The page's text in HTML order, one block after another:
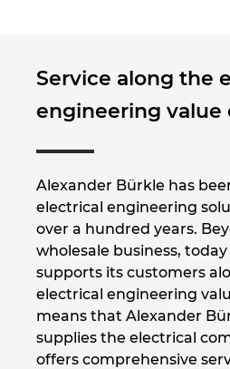
Service along the
engineering value
Alexander Bürkle has
electrical engineering
over a hundred years.
wholesale business,
supports its customers
electrical engineering
means that Alexander
supplies the electrical
offers comprehensive
Słowenia
Szwajcaria
Tajlandia
Turcja
Ukraina
USA